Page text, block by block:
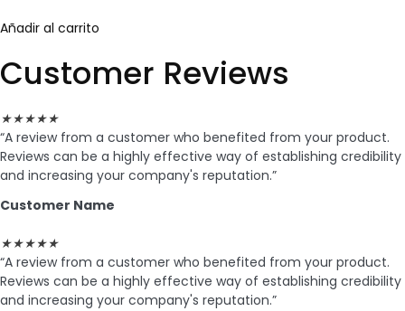
Añadir al carrito
Customer Reviews
★★★★★
“A review from a customer who benefited from your product.
Reviews can be a highly effective way of establishing credibility
and increasing your company's reputation.”
Customer Name
★★★★★
“A review from a customer who benefited from your product.
Reviews can be a highly effective way of establishing credibility
and increasing your company's reputation.”